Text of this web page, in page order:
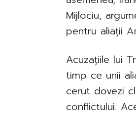
Mijlociu,
pentru aliații
Acuzațiile lui
timp ce unii
cerut dovezi
conflictului.